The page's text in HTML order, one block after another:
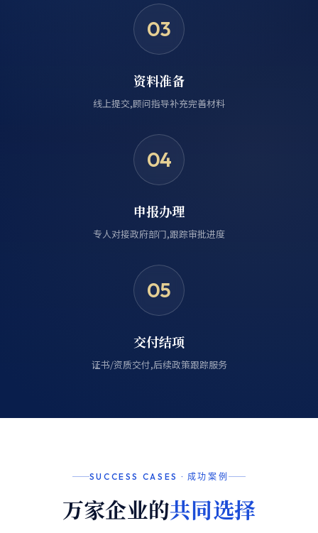
03
资料准备
线上提交,顾问指导补充完善材料
04
申报办理
专人对接政府部门,跟踪审批进度
05
交付结项
证书/资质交付,后续政策跟踪服务
SUCCESS CASES · 成功案例
万家企业的共同选择